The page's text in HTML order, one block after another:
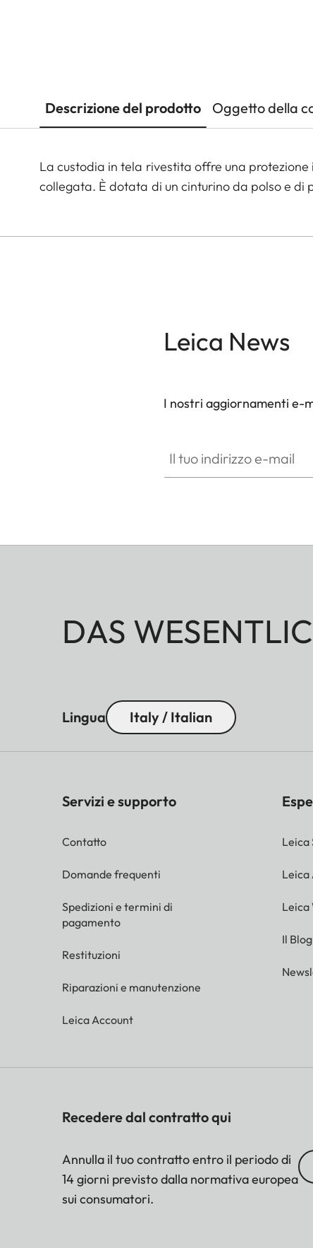
Descrizione del prodotto Oggetto della
La custodia in tela rivestita offre una
collegata. È dotata di un cinturino da polso e di
Leica News
I nostri aggiornamenti e-
DAS
Lingua Italy / Italian
Servizi e supporto
Contatto
Domande frequenti
Spedizioni e termini di
pagamento
Restituzioni
Riparazioni e manutenzione
Leica Account
Leica
Leica
Leica
Il
Recedere dal contratto qui
Annulla il tuo contratto entro il periodo di
14 giorni previsto dalla normativa europea
sui consumatori.